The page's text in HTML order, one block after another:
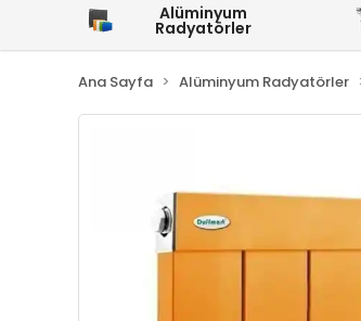
Alüminyum
Radyatörler
Ana Sayfa Alüminyum Radyatörler